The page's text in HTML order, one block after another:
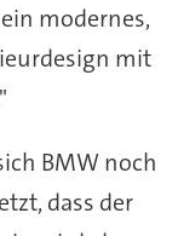
modernes,
mit
BMW noch
dass der